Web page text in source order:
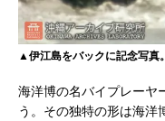
▲伊江島をバックに記念写真。
海洋博の名バイプレーヤ
う。その独特の形は海洋